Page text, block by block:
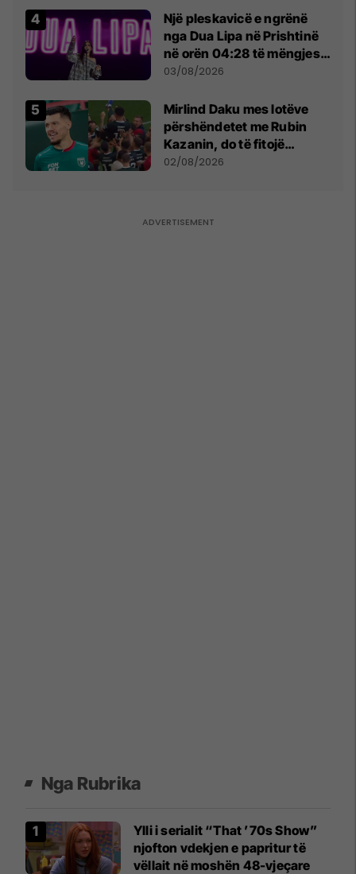
Një pleskavicë e ngrënë
nga Dua Lipa në Prishtinë
në orën 04:28 të mëngjesit
- dhe bota digjitale serbe
03/08/2026
Mirlind Daku mes lotëve
përshëndetet me Rubin
Kazanin, do të fitojë
miliona te Spartak Moska
02/08/2026
Nga Rubrika
Ylli i serialit “That ’70s Show”
njofton vdekjen e papritur të
vëllait në moshën 48-vjeçare